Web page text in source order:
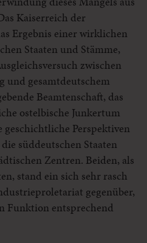
Kaiserreich der
Ergebnis einer wirklichen
Staaten und Stämme,
zwischen
und gesamtdeutschem
Beamtenschaft, das
ostelbische Junkertum
geschichtliche Perspektiven
süddeutschen Staaten
Zentren. Beiden, als
stand ein sich sehr rasch
gegenüber,
Funktion entsprechend